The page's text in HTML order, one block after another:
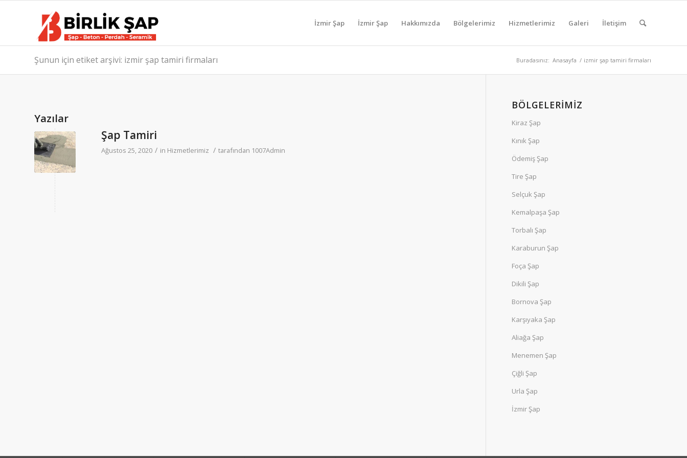
İzmir Şap İzmir Şap Hakkımızda Bölgelerimiz Hizmetlerimiz Galeri İletişim
Şunun için etiket arşivi: izmir şap tamiri firmaları Buradasınız: Anasayfa / izmir şap tamiri firmaları
Yazılar
Şap Tamiri
Ağustos 25, 2020 / in Hizmetlerimiz / tarafından 1007Admin
BÖLGELERIMIZ
Kiraz Şap
Kınık Şap
Ödemiş Şap
Tire Şap
Selçuk Şap
Kemalpaşa Şap
Torbalı Şap
Karaburun Şap
Foça Şap
Dikili Şap
Bornova Şap
Karşıyaka Şap
Aliağa Şap
Menemen Şap
Çiğli Şap
Urla Şap
İzmir Şap